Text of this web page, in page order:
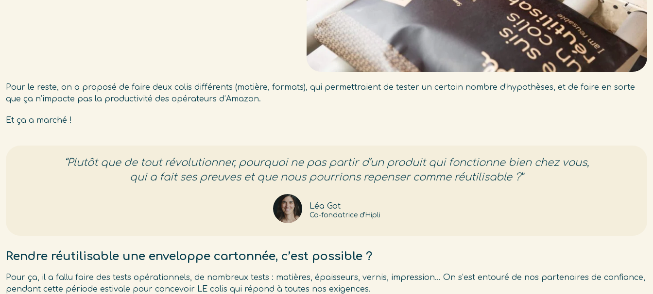
Pour le reste, on a proposé de faire deux colis différents (matière, formats), qui permettraient de tester un certain nombre d’hypothèses, et de faire en sorte
que ça n’impacte pas la productivité des opérateurs d’Amazon.
Et ça a marché !
“Plutôt que de tout révolutionner, pourquoi ne pas partir d’un produit qui fonctionne bien chez vous,
qui a fait ses preuves et que nous pourrions repenser comme réutilisable ?”
Léa Got
Co-fondatrice d'Hipli
Rendre réutilisable une enveloppe cartonnée, c’est possible ?
Pour ça, il a fallu faire des tests opérationnels, de nombreux tests : matières, épaisseurs, vernis, impression… On s’est entouré de nos partenaires de confiance,
pendant cette période estivale pour concevoir LE colis qui répond à toutes nos exigences.